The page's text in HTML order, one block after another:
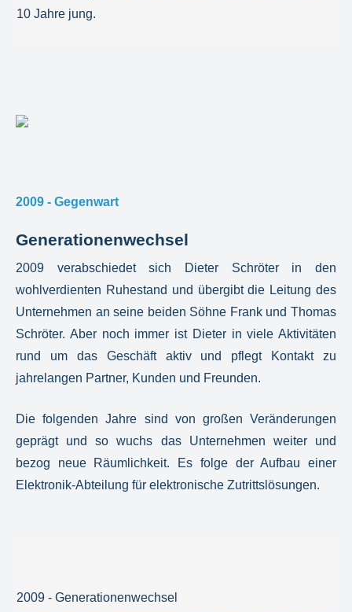
10 Jahre jung.
2009 - Gegenwart
Generationenwechsel
2009 verabschiedet sich Dieter Schröter in den
wohlverdienten Ruhestand und übergibt die Leitung des
Unternehmen an seine beiden Söhne Frank und Thomas
Schröter. Aber noch immer ist Dieter in viele Aktivitäten
rund um das Geschäft aktiv und pflegt Kontakt zu
jahrelangen Partner, Kunden und Freunden.
Die folgenden Jahre sind von großen Veränderungen
geprägt und so wuchs das Unternehmen weiter und
bezog neue Räumlichkeit. Es folge der Aufbau einer
Elektronik-Abteilung für elektronische Zutrittslösungen.
2009 - Generationenwechsel